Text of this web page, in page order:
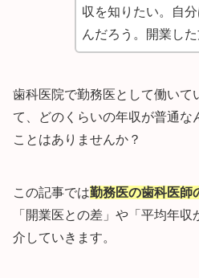
収を知りたい。自
んだろう。開業し
歯科医院で勤務医として働いて
て、どのくらいの年収が普通な
ことはありませんか？
この記事では勤務医の歯科医師
「開業医との差」や「平均年
介していきます。